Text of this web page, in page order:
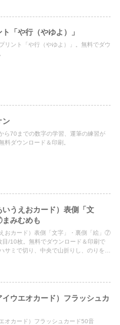
「や行（やゆよ）」
リント「や行（やゆよ）」。無料でダウ
ン
ら70までの数字の学習、運筆の練習が
料ダウンロード＆印刷。
うえおカード）表側「文
みむめも
おカード）表側「文字」・裏側「絵」⑦
目/10枚。無料でダウンロード＆印刷で
サミで切り、中央で山折りし、のりを貼
ウエオカード）フラッシュカ
オカード）フラッシュカード50音